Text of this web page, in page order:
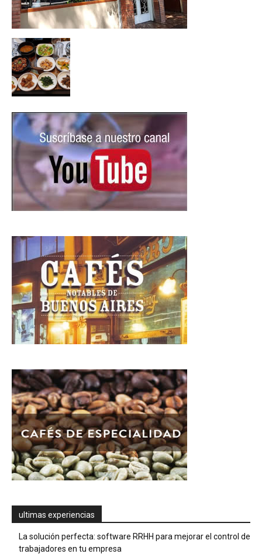
ultimas experiencias
La solución perfecta: software RRHH para mejorar el control de
trabajadores en tu empresa